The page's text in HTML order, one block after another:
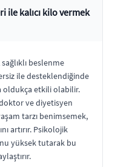
ile kalıcı kilo vermek
beslenme
ile desteklendiğinde
oldukça etkili olabilir.
ve diyetisyen
tarzı benimsemek,
artırır. Psikolojik
yüksek tutarak bu